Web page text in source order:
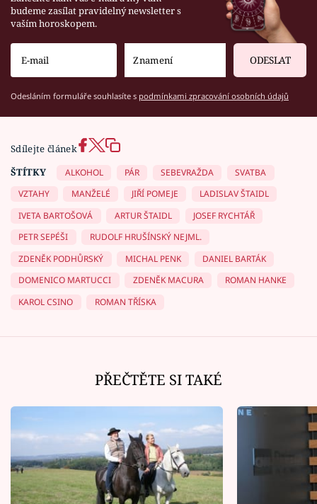
budeme zasílat pravidelný newsletter s
vaším horoskopem.
ODESLAT
Odesláním formuláře souhlasíte s podmínkami zpracování osobních údajů
Sdílejte článek
ŠTÍTKY
ALKOHOL PÁR SEBEVRAŽDA
SVATBA
VZTAHY
MANŽELÉ JIŘÍ POMEJE
LADISLAV ŠTAIDL
IVETA BARTOŠOVÁ
ARTUR ŠTAIDL
JOSEF RYCHTÁŘ
PETR SEPÉŠI
RUDOLF HRUŠÍNSKÝ NEJML.
ZDENĚK PODHŮRSKÝ
MICHAL PENK
DANIEL BARTÁK
DOMENICO MARTUCCI
ZDENĚK MACURA
ROMAN HANKE
KAROL CSINO
ROMAN TŘÍSKA
PŘEČTĚTE SI TAKÉ